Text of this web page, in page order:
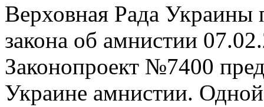
Верховная Рада Украины
закона об амнистии
Законопроект №7400
Украине амнистии. Одной